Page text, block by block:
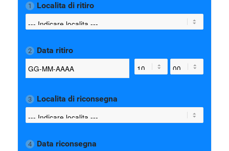
1 Localita di ritiro
2 Data ritiro
3 Localita di riconsegna
4 Data riconsegna